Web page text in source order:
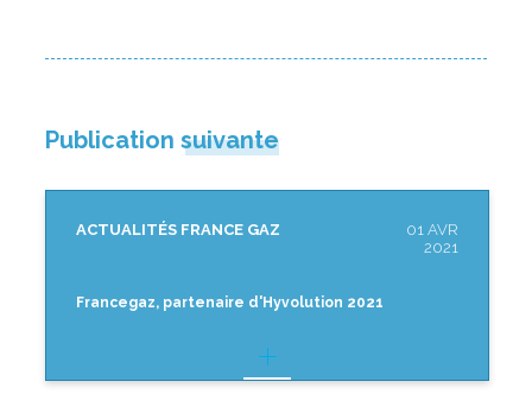
Publication suivante
ACTUALITÉS FRANCE GAZ
01 AVR
2021
Francegaz, partenaire d'Hyvolution 2021